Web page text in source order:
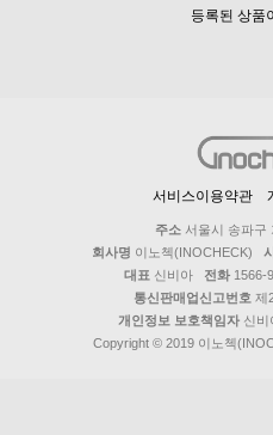
등록된 상품
서비스이용약관
주소 서울시 송파구
회사명 이노첵(INOCHECK)
대표 신비아 전화 1566-
통신판매업신고번호 제
개인정보 보호책임자신비
Copyright © 2019 이노첵